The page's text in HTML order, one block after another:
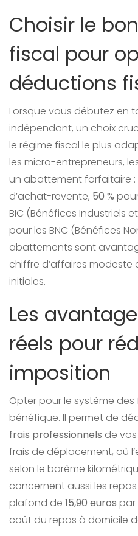
Choisir le
fiscal pour
déductions
Lorsque vous débutez en
indépendant, un choix
le régime fiscal le plus
les micro-entrepreneurs,
un abattement forfaitaire :
d’achat-revente, 50 %
BIC (Bénéfices Industriels
pour les BNC (Bénéfices
abattements sont
chiffre d’affaires modeste
initiales.
Les
réels pour
imposition
Opter pour le système
bénéfique. Il permet de
frais professionnels de
frais de déplacement, où
selon le barème
concernent aussi les
plafond de 15,90 euros par
coût du repas à domicile